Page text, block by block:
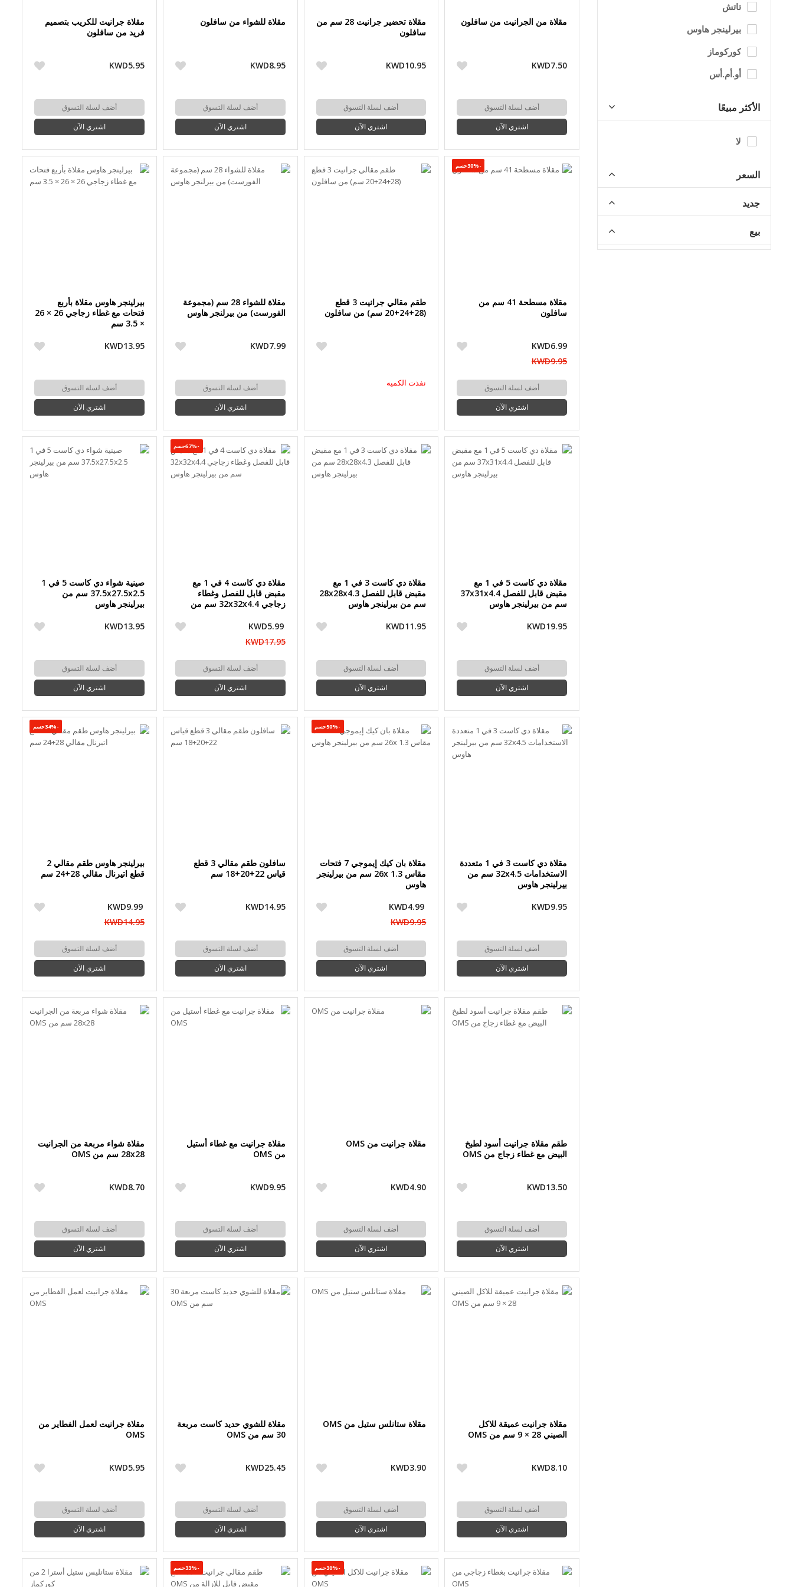
مقلاة من الجرانيت من سافلون
KWD7.50
أضف لسلة التسوق
اشتري الآن
مقلاة تحضير جرانيت 28 سم من
سافلون
KWD10.95
أضف لسلة التسوق
اشتري الآن
مقلاة للشواء من سافلون
KWD8.95
أضف لسلة التسوق
اشتري الآن
مقلاة جرانيت للكريب بتصميم
فريد من سافلون
KWD5.95
أضف لسلة التسوق
اشتري الآن
-30%حسم
مقلاة مسطحة 41 سم من
سافلون
KWD6.99
KWD9.95
أضف لسلة التسوق
اشتري الآن
طقم مقالي جرانيت 3 قطع
(28+24+20 سم) من سافلون
نفذت الكميه
مقلاة للشواء 28 سم (مجموعة
الفورست) من بيرلنجر هاوس
KWD7.99
أضف لسلة التسوق
اشتري الآن
بيرلينجر هاوس مقلاة بأربع
فتحات مع غطاء زجاجي 26 × 26
× 3.5 سم
KWD13.95
أضف لسلة التسوق
اشتري الآن
مقلاة دي كاست 5 في 1 مع
مقبض قابل للفصل 37x31x4.4
سم من بيرلينجر هاوس
KWD19.95
أضف لسلة التسوق
اشتري الآن
مقلاة دي كاست 3 في 1 مع
مقبض قابل للفصل 28x28x4.3
سم من بيرلينجر هاوس
KWD11.95
أضف لسلة التسوق
اشتري الآن
-67%حسم
مقلاة دي كاست 4 في 1 مع
مقبض قابل للفصل وغطاء
زجاجي 32x32x4.4 سم من
KWD5.99
KWD17.95
أضف لسلة التسوق
اشتري الآن
صينية شواء دي كاست 5 في 1
37.5x27.5x2.5 سم من
بيرلينجر هاوس
KWD13.95
أضف لسلة التسوق
اشتري الآن
مقلاة دي كاست 3 في 1 متعددة
الاستخدامات 32x4.5 سم من
بيرلينجر هاوس
KWD9.95
أضف لسلة التسوق
اشتري الآن
-50%حسم
مقلاة بان كيك إيموجي 7 فتحات
مقاس 26x 1.3 سم من بيرلينجر
هاوس
KWD4.99
KWD9.95
أضف لسلة التسوق
اشتري الآن
سافلون طقم مقالي 3 قطع
قياس 22+20+18 سم
KWD14.95
أضف لسلة التسوق
اشتري الآن
-34%حسم
بيرلينجر هاوس طقم مقالي 2
قطع اتيرنال مقالي 28+24 سم
KWD9.99
KWD14.95
أضف لسلة التسوق
اشتري الآن
طقم مقلاة جرانيت أسود لطبخ
البيض مع غطاء زجاج من OMS
KWD13.50
أضف لسلة التسوق
اشتري الآن
مقلاة جرانيت من OMS
KWD4.90
أضف لسلة التسوق
اشتري الآن
مقلاة جرانيت مع غطاء أستيل
من OMS
KWD9.95
أضف لسلة التسوق
اشتري الآن
مقلاة شواء مربعة من الجرانيت
28x28 سم من OMS
KWD8.70
أضف لسلة التسوق
اشتري الآن
مقلاة جرانيت عميقة للاكل
الصيني 28 × 9 سم من OMS
KWD8.10
أضف لسلة التسوق
اشتري الآن
مقلاة ستانلس ستيل من OMS
KWD3.90
أضف لسلة التسوق
اشتري الآن
مقلاة للشوي حديد كاست مربعة
30 سم من OMS
KWD25.45
أضف لسلة التسوق
اشتري الآن
مقلاة جرانيت لعمل الفطاير من
OMS
KWD5.95
أضف لسلة التسوق
اشتري الآن
-30%حسم -33%حسم
تاتش
بيرلينجر هاوس
كوركوماز
أو.أم.أس
الأكثر مبيعًا
لا
السعر
جديد
بيع